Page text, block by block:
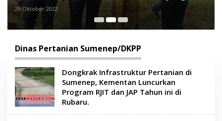
Petani di Rubaru dan Pasongsongan
29 Oktober 2022
Dinas Pertanian Sumenep/DKPP
Dongkrak Infrastruktur Pertanian di
Sumenep, Kementan Luncurkan
Program RJIT dan JAP Tahun ini di
Rubaru.